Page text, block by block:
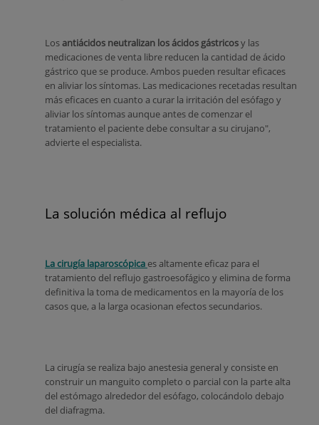
Losantiácidos neutralizan los ácidos gástricosy las
medicaciones de venta libre reducen la cantidad de ácido
gástrico que se produce. Ambos pueden resultar eficaces
en aliviar los síntomas. Las medicaciones recetadas resultan
más eficaces en cuanto a curar la irritación del esófago y
aliviar los síntomas aunque antes de comenzar el
tratamiento el paciente debe consultar a su cirujano",
advierte el especialista.
La solución médica al reflujo
La cirugía laparoscópica es altamente eficaz para el
tratamiento del reflujo gastroesofágico y elimina de forma
definitiva la toma de medicamentos en la mayoría de los
casos que, a la larga ocasionan efectos secundarios.
La cirugía se realiza bajo anestesia general y consiste en
construir un manguito completo o parcial con la parte alta
del estómago alrededor del esófago, colocándolo debajo
del diafragma.